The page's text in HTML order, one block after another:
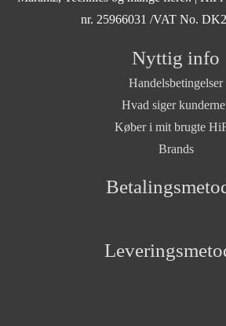
nr. 25966031 /VAT No.
Nyttig info
Handelsbetingelser
Hvad siger
Køber i mit brugte
Brands